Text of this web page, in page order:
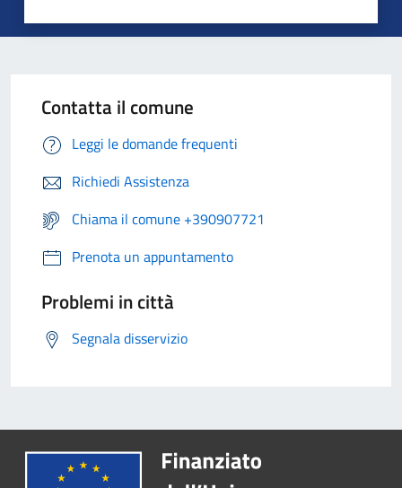
Contatta il comune
Leggi le domande frequenti
Richiedi Assistenza
Chiama il comune +390907721
Prenota un appuntamento
Problemi in città
Segnala disservizio